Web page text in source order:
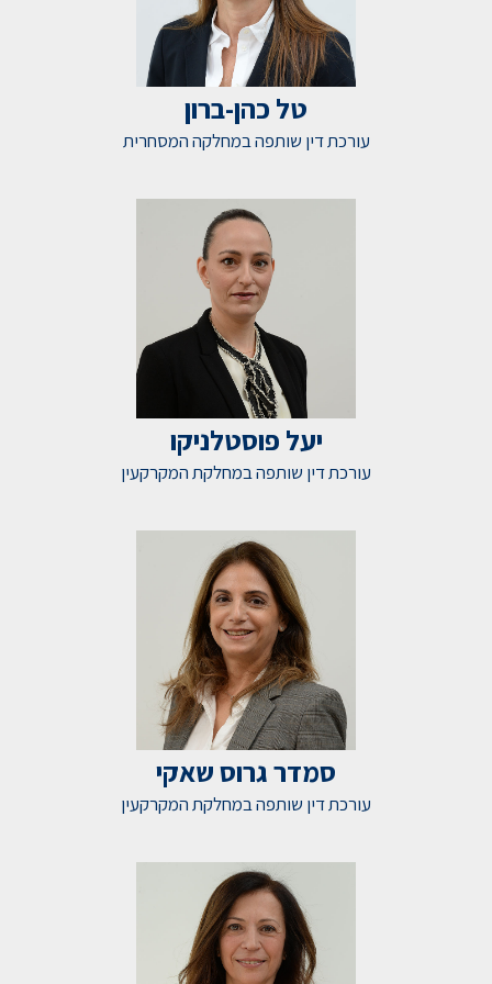
טל כהן-ברון
עורכת דין שותפה במחלקה המסחרית
יעל פוסטלניקו
עורכת דין שותפה במחלקת המקרקעין
סמדר גרוס שאקי
עורכת דין שותפה במחלקת המקרקעין